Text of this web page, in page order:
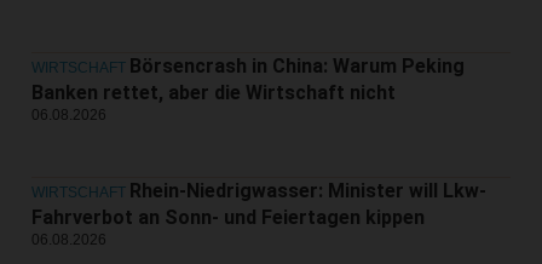
WIRTSCHAFT Börsencrash in China: Warum Peking
Banken rettet, aber die Wirtschaft nicht
06.08.2026
WIRTSCHAFT Rhein-Niedrigwasser: Minister will Lkw-
Fahrverbot an Sonn- und Feiertagen kippen
06.08.2026